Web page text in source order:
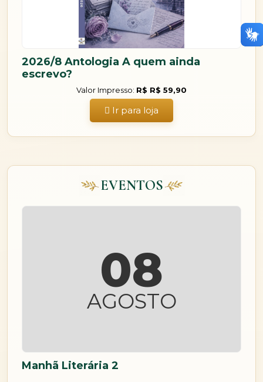
2026/8 Antologia A quem ainda
escrevo?
Valor Impresso: R$ R$ 59,90
Ir para loja
EVENTOS
08
AGOSTO
Manhã Literária 2